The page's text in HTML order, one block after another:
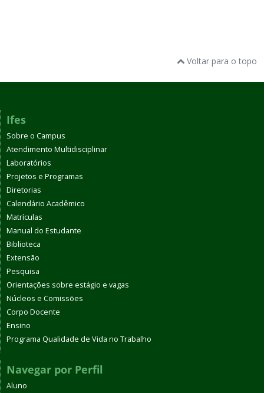
Voltar para o topo
Ifes
Sobre o Campus
Atendimento Multidisciplinar
Laboratórios
Projetos e Programas
Diretorias
Calendário Acadêmico
Matrículas
Manual do Estudante
Biblioteca
Extensão
Pesquisa
Orientações sobre estágio e vagas
Núcleos e Comissões
Corpo Docente
Ensino
Programa Qualidade de Vida no Trabalho
Navegar por Perfil
Aluno